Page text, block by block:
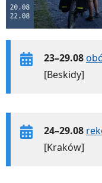
23–29.08
[Beskidy]
24–29.08
[Kraków]